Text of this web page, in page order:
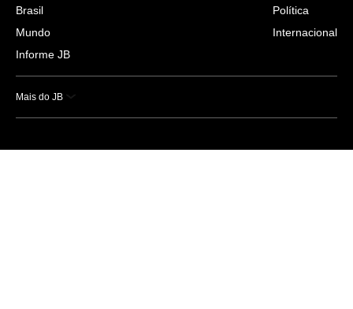
Brasil
Mundo
Informe JB
Política
Internacional
Mais do JB
Esportes